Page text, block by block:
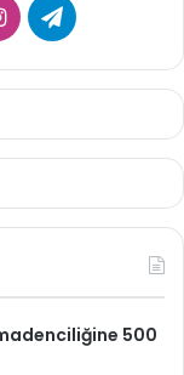
InstagramTelegram
500